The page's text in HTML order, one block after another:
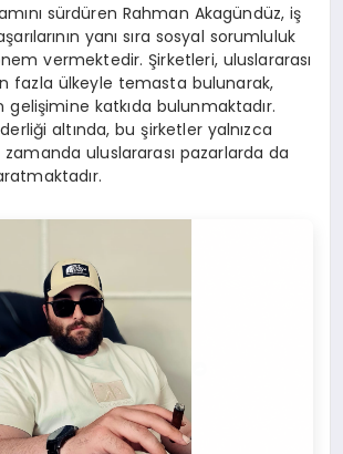
sürdüren Rahman Akagündüz, iş
yanı sıra sosyal sorumluluk
vermektedir. Şirketleri, uluslararası
fazla ülkeyle temasta bulunarak,
katkıda bulunmaktadır.
altında, bu şirketler yalnızca
zamanda uluslararası pazarlarda da